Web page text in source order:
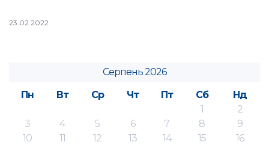
23.02.2022
Серпень 2026
Пн
Вт Ср Чт Пт Сб
Нд
1
2
3
4 5 6 7 8
9
10
11 12 13 14 15
16